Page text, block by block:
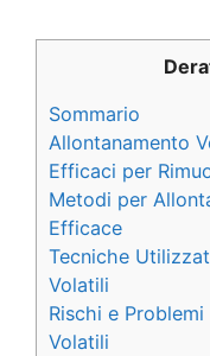
Sommario
Allontanamento
Efficaci per
Metodi per
Efficace
Tecniche
Volatili
Rischi e
Volatili